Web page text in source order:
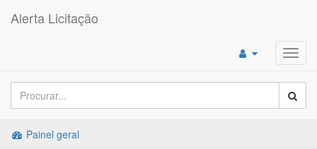
Alerta Licitação
Painel geral